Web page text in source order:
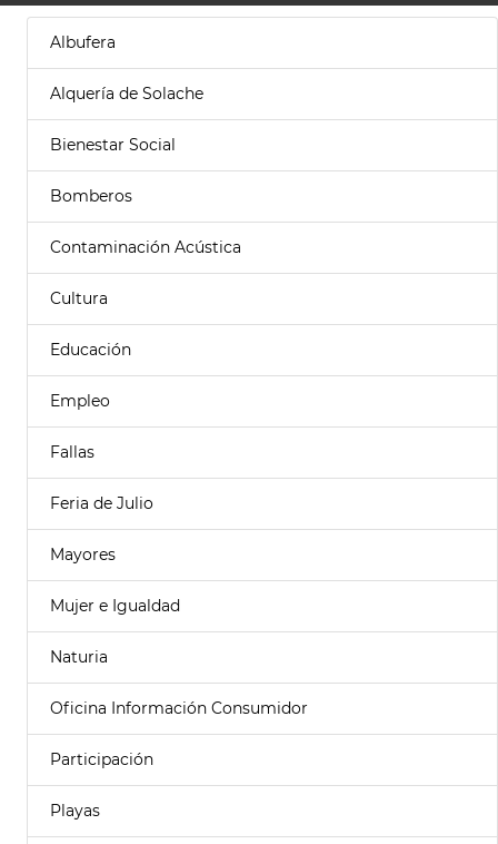
Albufera
Alquería de Solache
Bienestar Social
Bomberos
Contaminación Acústica
Cultura
Educación
Empleo
Fallas
Feria de Julio
Mayores
Mujer e Igualdad
Naturia
Oficina Información Consumidor
Participación
Playas